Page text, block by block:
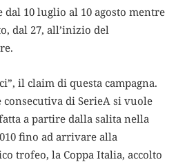
dal 10 luglio al 10 agosto mentre
dal 27, all’inizio del
il claim di questa campagna.
consecutiva di SerieA si vuole
a partire dalla salita nella
fino ad arrivare alla
trofeo, la Coppa Italia, accolto